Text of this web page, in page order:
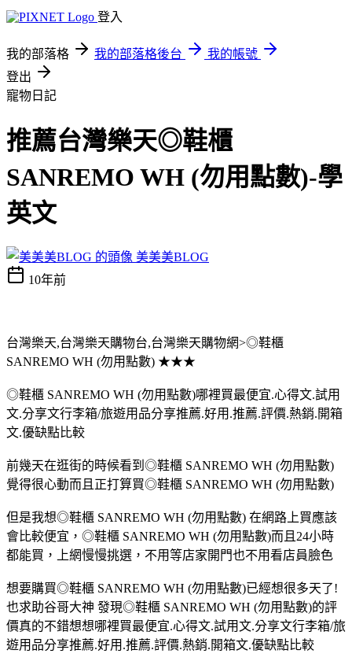
登入
我的部落格 我的部落格後台
我的帳號
登出
寵物日記
推薦台灣樂天◎鞋櫃
SANREMO WH (勿用點數)-學
英文
美美美BLOG
10年前
台灣樂天,台灣樂天購物台,台灣樂天購物網>◎鞋櫃
SANREMO WH (勿用點數) ★★★
◎鞋櫃 SANREMO WH (勿用點數)哪裡買最便宜.心得文.試用
文.分享文行李箱/旅遊用品分享推薦.好用.推薦.評價.熱銷.開箱
文.優缺點比較
前幾天在逛街的時候看到◎鞋櫃 SANREMO WH (勿用點數)
覺得很心動而且正打算買◎鞋櫃 SANREMO WH (勿用點數)
但是我想◎鞋櫃 SANREMO WH (勿用點數) 在網路上買應該
會比較便宜，◎鞋櫃 SANREMO WH (勿用點數)而且24小時
都能買，上網慢慢挑選，不用等店家開門也不用看店員臉色
想要購買◎鞋櫃 SANREMO WH (勿用點數)已經想很多天了!
也求助谷哥大神 發現◎鞋櫃 SANREMO WH (勿用點數)的評
價真的不錯想想哪裡買最便宜.心得文.試用文.分享文行李箱/旅
遊用品分享推薦.好用.推薦.評價.熱銷.開箱文.優缺點比較